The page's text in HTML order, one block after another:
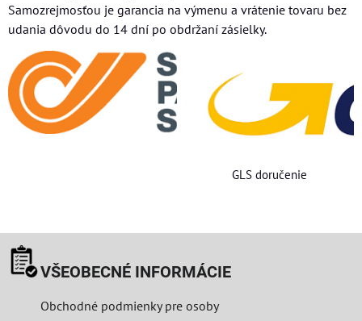
Samozrejmosťou je garancia na výmenu a vrátenie tovaru bez
udania dôvodu do 14 dní po obdržaní zásielky.
GLS doručenie
VŠEOBECNÉ INFORMÁCIE
Obchodné podmienky pre osoby